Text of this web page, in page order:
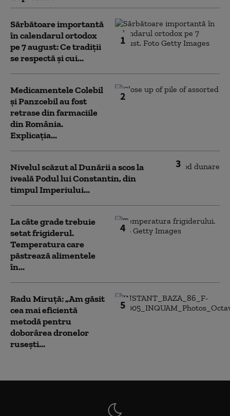
1
Sărbătoare importantă
în calendarul ortodox
pe 7 august: Ce tradiții
se respectă și cui...
2
Medicamentele Colebil
și Panzcebil au fost
retrase din farmaciile
din România.
Explicația...
3
Nivelul scăzut al Dunării a scos la
iveală Podul lui Constantin, din
timpul Imperiului...
4
La câte grade trebuie
setat frigiderul.
Temperatura care
păstrează alimentele
în...
5
Radu Miruță: „Am găsit
cea mai eficientă
metodă pentru
doborârea dronelor
rusești...